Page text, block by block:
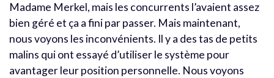
Madame Merkel, mais les concurrents l’avaient assez
bien géré et ça a fini par passer. Mais maintenant,
nous voyons les inconvénients. Il y a des tas de petits
malins qui ont essayé d’utiliser le système pour
avantager leur position personnelle. Nous voyons